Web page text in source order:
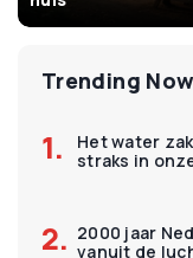
Trending Now
Het water
straks in
2000 jaar
vanuit de